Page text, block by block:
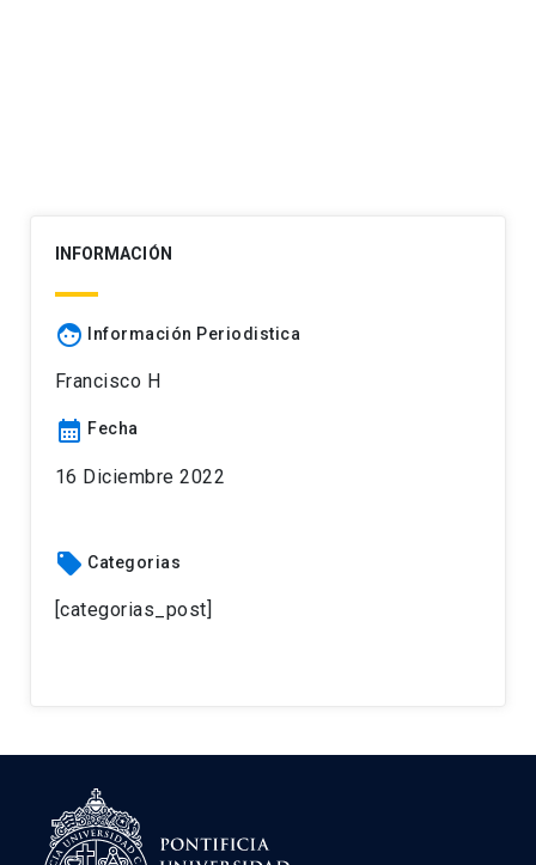
INFORMACIÓN
face Información Periodistica
Francisco H
calendar_month Fecha
16 Diciembre 2022
local_offer Categorias
[categorias_post]